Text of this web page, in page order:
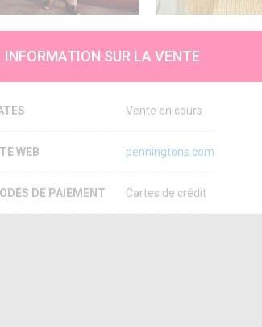
INFORMATION SUR LA VENTE
Vente en cours
WEB penningtons.com
DE PAIEMENT Cartes de crédit